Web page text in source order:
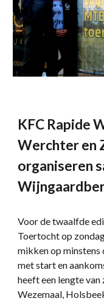
KFC Rapide
Werchter en
organiseren
Voor de twaalfde
Toertocht op
mikken op minstens
met start en
heeft een lengte
Wezemaal,